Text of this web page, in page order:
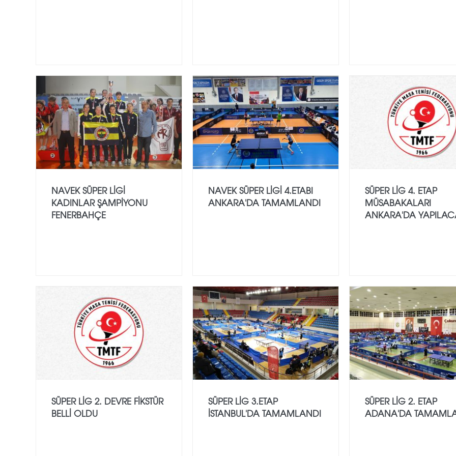
NAVEK SÜPER LİGİ
KADINLAR ŞAMPİYONU
FENERBAHÇE
NAVEK SÜPER LIGI 4.ETABI
ANKARA'DA TAMAMLANDI
SÜPER LIG 4. ETAP
MÜSABAKALARI
ANKARA'DA
SÜPER LİG 2. DEVRE FIKSTÜR
BELLI OLDU
SÜPER LİG 3.ETAP
İSTANBUL'DA TAMAMLANDI
SÜPER LİG 2. ETAP
ADANA'DA